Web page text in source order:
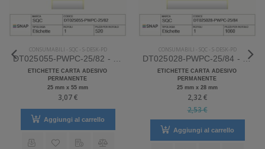
CONSUMABILI - SQC - S-DESK-PD
DT025055-PWPC-25/82 - Etichette SQC S-DESK-PD Carta
ETICHETTE CARTA ADESIVO
PERMANENTE
25 mm x 55 mm
3,07 €
Aggiungi al carrello
CONSUMABILI - SQC - S-DESK-PD
DT025028-PWPC-25/84 - Etichette SQC S-DESK-PD Carta
ETICHETTE CARTA ADESIVO
PERMANENTE
25 mm x 28 mm
2,32 €
2,53 €
Aggiungi al carrello